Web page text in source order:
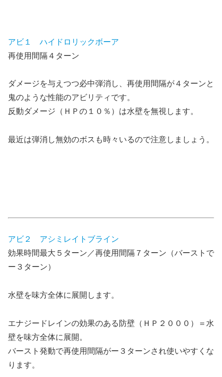
アビ１ ハイドロリックボーア
再使用間隔４ターン
ダメージを与えつつ必中弾消し、再使用間隔が４ターンと
鬼のような性能のアビリティです。
反動ダメージ（ＨＰの１０％）は水壁を無視します。
最近は弾消し無効のボスも時々いるので注意しましょう。
アビ２ アシミレイトブライン
効果時間最大５ターン／再使用間隔７ターン（バーストで
ー３ターン）
水壁を味方全体に展開します。
エナジードレインの効果のある防壁（ＨＰ２０００）＝水
壁を味方全体に展開。
バースト発動で再使用間隔がー３ターンされ使いやすくな
ります。